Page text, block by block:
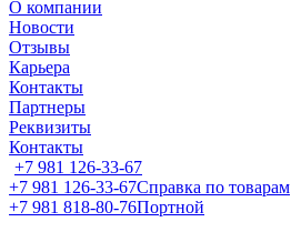
О компании
Новости
Отзывы
Карьера
Контакты
Партнеры
Реквизиты
Контакты
+7 981 126-33-67
+7 981 126-33-67Справка по товарам
+7 981 818-80-76Портной